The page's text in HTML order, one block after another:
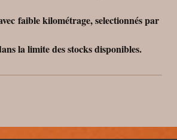
faible kilométrage, selectionnés par
la limite des stocks disponibles.